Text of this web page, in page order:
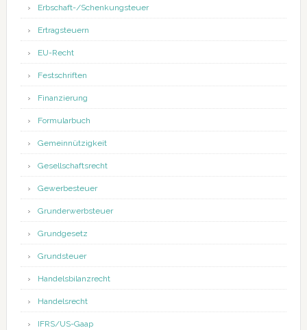
Erbschaft-/Schenkungsteuer
Ertragsteuern
EU-Recht
Festschriften
Finanzierung
Formularbuch
Gemeinnützigkeit
Gesellschaftsrecht
Gewerbesteuer
Grunderwerbsteuer
Grundgesetz
Grundsteuer
Handelsbilanzrecht
Handelsrecht
IFRS/US-Gaap